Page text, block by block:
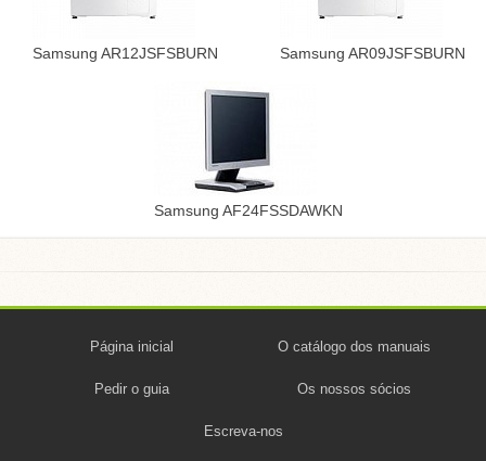
Samsung AR12JSFSBURN Samsung AR09JSFSBURN
Samsung AF24FSSDAWKN
Página inicial O catálogo dos manuais
Pedir o guia Os nossos sócios
Escreva-nos